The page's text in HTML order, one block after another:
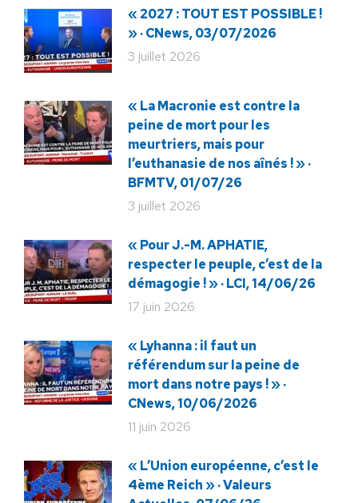
« 2027 : TOUT EST POSSIBLE !
» · CNews, 03/07/2026
3 juillet 2026
« La Macronie est contre la
peine de mort pour les
meurtriers, mais pour
l’euthanasie de nos aînés ! » ·
BFMTV, 01/07/26
3 juillet 2026
« Pour J.-M. APHATIE,
respecter le peuple, c’est de la
démagogie ! » · LCI, 14/06/26
17 juin 2026
« Lyhanna : il faut un
référendum sur la peine de
mort dans notre pays ! » ·
CNews, 10/06/2026
11 juin 2026
« L’Union européenne, c’est le
4ème Reich » · Valeurs